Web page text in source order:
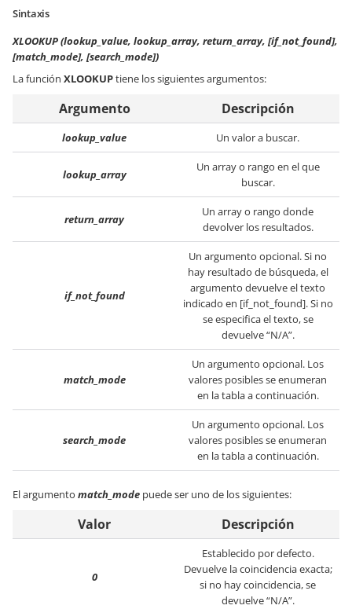
Sintaxis
XLOOKUP (lookup_value, lookup_array, return_array, [if_not_found],
[match_mode], [search_mode])
La función XLOOKUPtiene los siguientes argumentos:
Argumento Descripción
lookup_value Un valor a buscar.
lookup_array
Un array o rango en el que
buscar.
return_array
Un array o rango donde
devolver los resultados.
if_not_found
Un argumento opcional. Si no
hay resultado de búsqueda, el
argumento devuelve el texto
indicado en [if_not_found]. Si no
se especifica el texto, se
devuelve “N/A”.
match_mode
Un argumento opcional. Los
valores posibles se enumeran
en la tabla a continuación.
search_mode
Un argumento opcional. Los
valores posibles se enumeran
en la tabla a continuación.
El argumento match_mode puede ser uno de los siguientes:
Valor Descripción
0
Establecido por defecto.
Devuelve la coincidencia exacta;
si no hay coincidencia, se
devuelve “N/A”.